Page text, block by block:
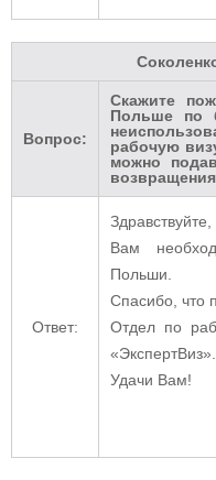
Вопрос:
Скажите
Польше по
рабочую
можно
Ответ:
Вам
Польши.
Спасибо, что
Отдел по
«ЭкспертВиз».
Удачи Вам!